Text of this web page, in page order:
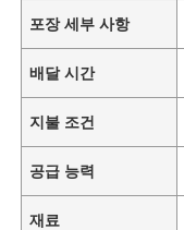
포장 세부 사항
배달 시간
지불 조건
공급 능력
재료